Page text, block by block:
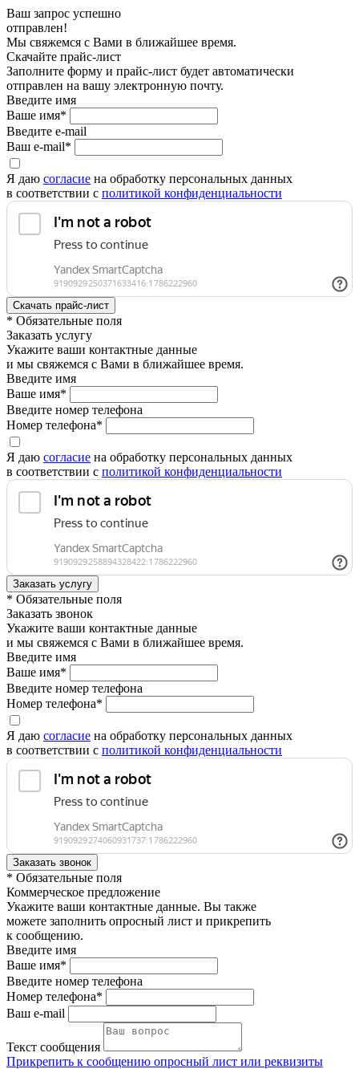
Ваш запрос успешно
отправлен!
Мы свяжемся с Вами в ближайшее время.
Скачайте прайс-лист
Заполните форму и прайс-лист будет автоматически
отправлен на вашу электронную почту.
Введите имя
Ваше имя*
Введите e-mail
Ваш e-mail*
Я даю согласие на обработку персональных данных
в соответствии с политикой конфиденциальности
* Обязательные поля
Заказать услугу
Укажите ваши контактные данные
и мы свяжемся с Вами в ближайшее время.
Введите имя
Ваше имя*
Введите номер телефона
Номер телефона*
Я даю согласие на обработку персональных данных
в соответствии с политикой конфиденциальности
* Обязательные поля
Заказать звонок
Укажите ваши контактные данные
и мы свяжемся с Вами в ближайшее время.
Введите имя
Ваше имя*
Введите номер телефона
Номер телефона*
Я даю согласие на обработку персональных данных
в соответствии с политикой конфиденциальности
* Обязательные поля
Коммерческое предложение
Укажите ваши контактные данные. Вы также
можете заполнить опросный лист и прикрепить
к сообщению.
Введите имя
Ваше имя*
Введите номер телефона
Номер телефона*
Ваш e-mail
Текст сообщения
Прикрепить к сообщению опросный лист или реквизиты